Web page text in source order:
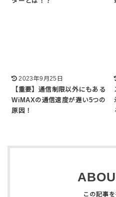
2023年9月25日
【重要】通信制限以外にもある
WiMAXの通信速度が遅い5つの
原因！